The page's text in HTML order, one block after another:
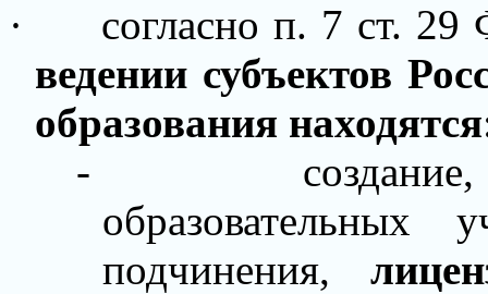
·
согласно п. 7 ст. 29
ведении субъектов
образования находятся
-
образовательных
подчинения,